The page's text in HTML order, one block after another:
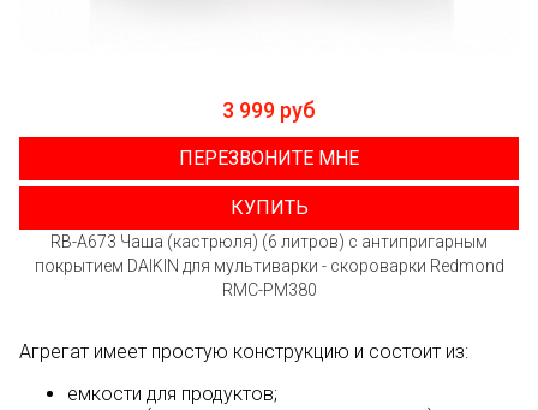
3 999 руб
ПЕРЕЗВОНИТЕ МНЕ
КУПИТЬ
RB-A673 Чаша (кастрюля) (6 литров) с антипригарным
покрытием DAIKIN для мультиварки - скороварки Redmond
RMC-PM380
Агрегат имеет простую конструкцию и состоит из:
емкости для продуктов;